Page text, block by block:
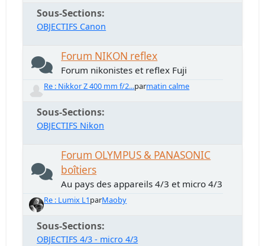
Sous-Sections
OBJECTIFS Canon
Forum NIKON reflex
Forum nikonistes et reflex Fuji
Re : Nikkor Z 400 mm f/2...parmatin calme
Sous-Sections
OBJECTIFS Nikon
Forum OLYMPUS & PANASONIC
boîtiers
Au pays des appareils 4/3 et micro 4/3
Re : Lumix L1parMaoby
Sous-Sections
OBJECTIFS 4/3 - micro 4/3